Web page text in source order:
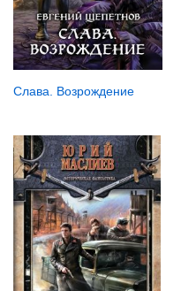
Слава. Возрождение